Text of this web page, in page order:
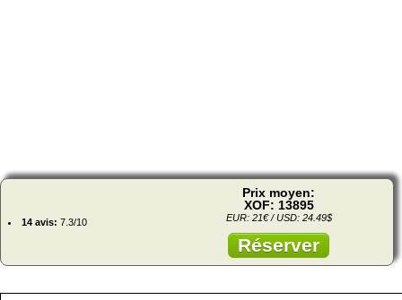
14 avis: 7.3/10
Prix moyen:
XOF: 13895
EUR: 21€ / USD: 24.49$
Réserver